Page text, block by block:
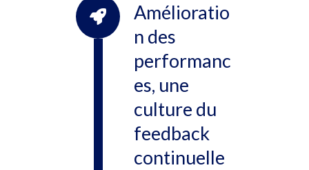
Amélioratio
n des
performanc
es, une
culture du
feedback
continuelle